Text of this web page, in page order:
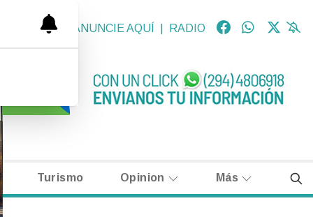
ANUNCIE AQUÍ RADIO
Turismo Opinion Más